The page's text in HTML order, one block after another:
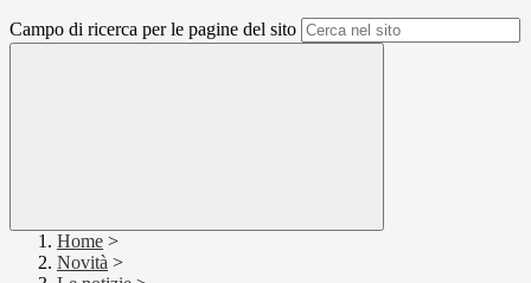
Campo di ricerca per le pagine del sito
Home >
Novità >